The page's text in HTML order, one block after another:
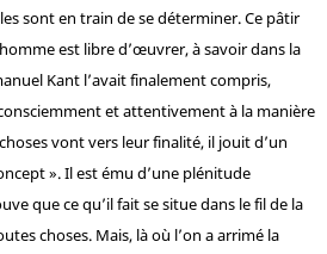
sont en train de se déterminer. Ce pâtir
est libre d’œuvrer, à savoir dans la
Kant l’avait finalement compris,
et attentivement à la manière
vont vers leur finalité, il jouit d’un
». Il est ému d’une plénitude
que ce qu’il fait se situe dans le fil de la
choses. Mais, là où l’on a arrimé la